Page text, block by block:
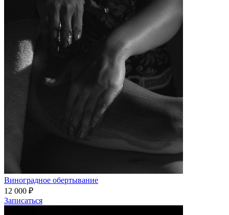
Виноградное обертывание
12 000 ₽
Записаться